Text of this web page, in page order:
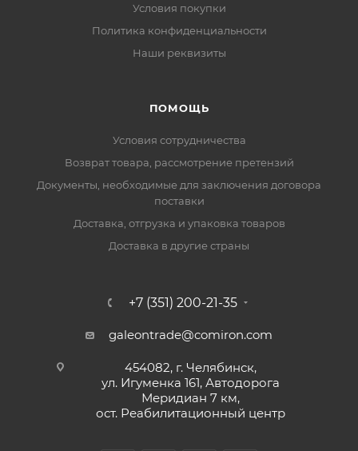
Условия покупки
Политика конфиденциальности
Наши реквизиты
ПОМОЩЬ
Условия сотрудничества
Возврат товара, рассмотрение претензий
Документы, необходимые для заключения договора
поставки
Доставка, отгрузка и упаковка товаров
Доставка в другие страны
+7 (351) 200-21-35
galeontrade@comiron.com
454082, г. Челябинск,
ул. Игуменка 161, Автодорога
Меридиан 7 км,
ост. Реабилитационный центр